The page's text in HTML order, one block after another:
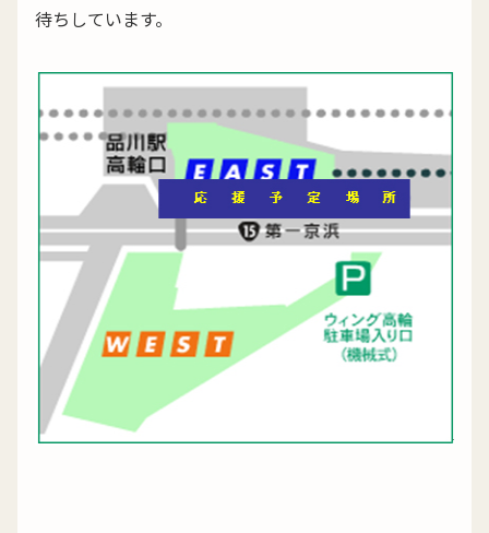
待ちしています。